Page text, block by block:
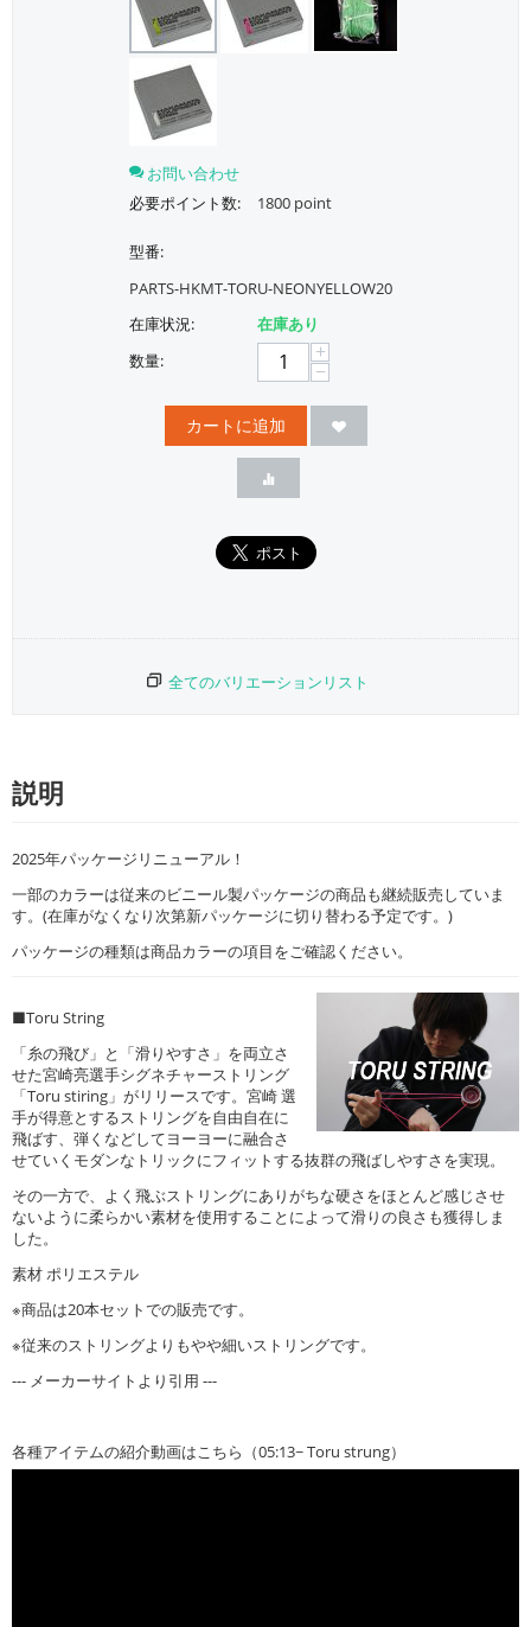
お問い合わせ
必要ポイント数:
1800 point
型番:
PARTS-HKMT-TORU-NEONYELLOW20
在庫状況:
在庫あり
数量:
+
−
カートに追加
全てのバリエーションリスト
説明
2025年パッケージリニューアル！
一部のカラーは従来のビニール製パッケージの商品も継続販売していま
す。(在庫がなくなり次第新パッケージに切り替わる予定です。)
パッケージの種類は商品カラーの項目をご確認ください。
■Toru String
「糸の飛び」と「滑りやすさ」を両立さ
せた宮崎亮選手シグネチャーストリング
「Toru stiring」がリリースです。宮崎 選
手が得意とするストリングを自由自在に
飛ばす、弾くなどしてヨーヨーに融合さ
せていくモダンなトリックにフィットする抜群の飛ばしやすさを実現。
その一方で、よく飛ぶストリングにありがちな硬さをほとんど感じさせ
ないように柔らかい素材を使用することによって滑りの良さも獲得しま
した。
素材 ポリエステル
※商品は20本セットでの販売です。
※従来のストリングよりもやや細いストリングです。
--- メーカーサイトより引用 ---
各種アイテムの紹介動画はこちら（05:13~ Toru strung）